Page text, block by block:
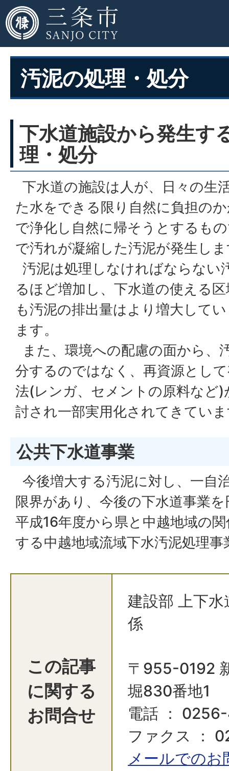
汚泥の処理・処分
下水道施設から発生す
理・処分
下水道の施設は人が、日々の生
た水をできる限り自然に負担の
で浄化し自然に帰そうとするも
で汚れが凝縮した汚泥が発生し
汚泥は処理しなければならない
るほど増加し、下水道の使える
も汚泥の排出量はより増大して
ます。
また、環境への配慮の面から、
分するのではなく、再資源とし
法(レンガ、セメントの原料など
討され一部実用化されてきてい
公共下水道事業
今後増大する汚泥に対し、一自
限界があり、今後の下水道事業
平成16年度から県と中越地域の
する中越地域流域下水汚泥処理
この記事
に関する
お問合せ
建設部 上下
係
〒955-0192
堀830番地1
電話 ：
ファクス ：
メールでの